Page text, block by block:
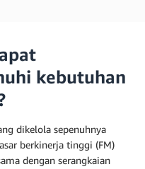
kebutuhan
dikelola sepenuhnya
berkinerja tinggi (FM)
dengan serangkaian